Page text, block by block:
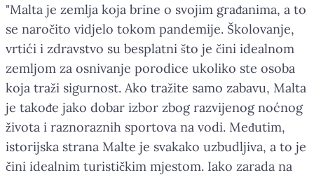
"Malta je zemlja koja brine o svojim građanima, a to
se naročito vidjelo tokom pandemije. Školovanje,
vrtići i zdravstvo su besplatni što je čini idealnom
zemljom za osnivanje porodice ukoliko ste osoba
koja traži sigurnost. Ako tražite samo zabavu, Malta
je takođe jako dobar izbor zbog razvijenog noćnog
života i raznoraznih sportova na vodi. Međutim,
istorijska strana Malte je svakako uzbudljiva, a to je
čini idealnim turističkim mjestom. Iako zarada na